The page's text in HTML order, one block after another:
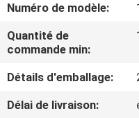
NOUS
D'USINE
Numéro de modèle:
Quantité de
commande min:
Détails d'emballage:
Délai de livraison: